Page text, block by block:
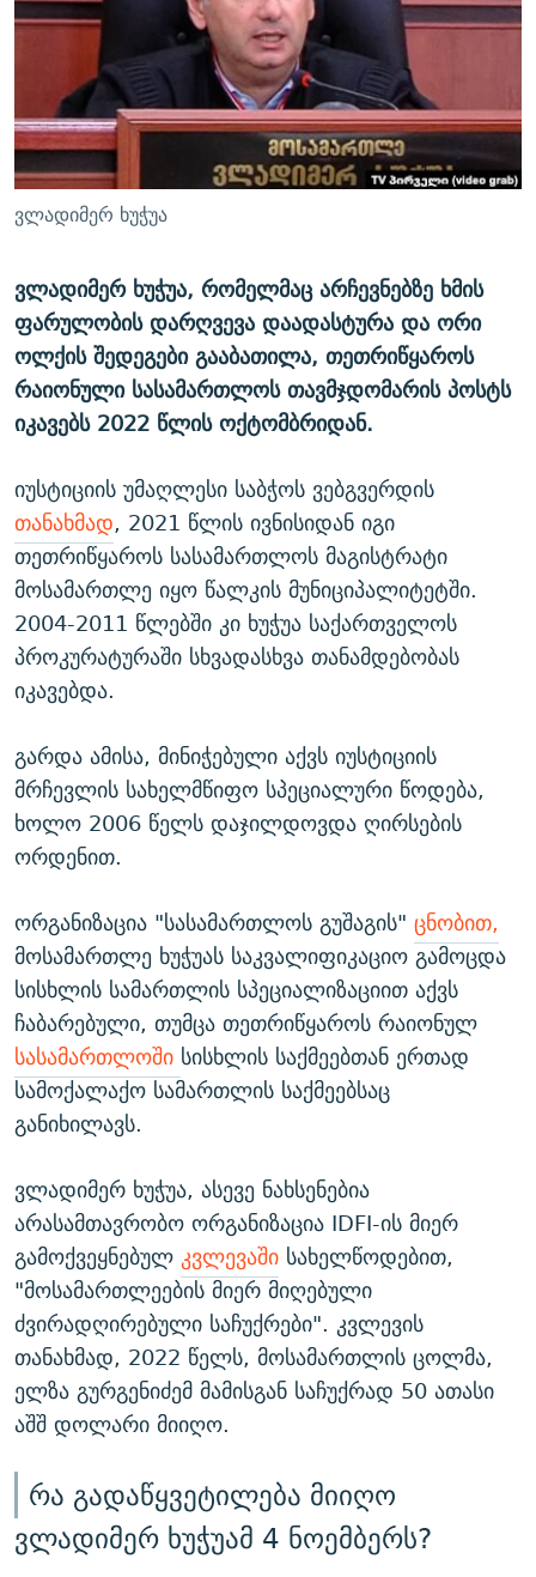
ᲛᲝᲚᲐᲞᲐᲠᲐᲙᲔ ᲢᲔᲥᲡᲢᲔᲑᲘ
ᲨᲘᲜ - ᲣᲪᲮᲝᲔᲗᲨᲘ
ᲚᲘᲢᲔᲠᲐᲢᲣᲠᲣᲚᲘ ᲬᲐᲮᲜᲐᲒᲔᲑᲘ
ᲐᲛᲔᲠᲘᲙᲣᲚᲘ ᲛᲝᲗᲮᲠᲝᲑᲐ
ᲘᲛᲞᲔᲠᲘᲐ ᲓᲐ ᲠᲐᲓᲘᲝ
ᲩᲔᲛᲘ ᲡᲘᲙᲕᲓᲘᲚᲘᲡ ᲛᲘᲖᲔᲖᲘᲐ COVID-19
11 ᲬᲔᲚᲘ - 11 ᲐᲛᲑᲐᲕᲘ
ᲡᲐᲞᲐᲠᲚᲐᲛᲔᲜᲢᲝ ᲐᲠᲩᲔᲕᲜᲔᲑᲘᲡ ᲘᲡᲢᲝᲠᲘᲐ
ᲑᲐᲕᲨᲕᲔᲑᲘ ᲞᲠᲝᲡᲢᲘᲢᲣᲪᲘᲐᲨᲘ - ᲐᲛᲝᲣᲗᲥᲛᲔᲚᲘ ᲐᲛᲑᲐᲕᲘ
5 ᲐᲛᲑᲐᲕᲘ - 20 ᲘᲕᲜᲘᲡᲡ ᲓᲐᲨᲐᲕᲔᲑᲣᲚᲔᲑᲘ
ПРИВЕТ ᲙᲣᲚᲢᲣᲠᲐ
ᲒᲐᲛᲝᲘᲬᲔᲠᲔ
რთე/რთ-ის ყველა საიტი
ვლადიმერ ხუჭუა
ვლადიმერ ხუჭუა, რომელმაც არჩევნებზე ხმის
ფარულობის დარღვევა დაადასტურა და ორი
ოლქის შედეგები გააბათილა, თეთრიწყაროს
რაიონული სასამართლოს თავმჯდომარის პოსტს
იკავებს 2022 წლის ოქტომბრიდან.
იუსტიციის უმაღლესი საბჭოს ვებგვერდის
თანახმად, 2021 წლის ივნისიდან იგი
თეთრიწყაროს სასამართლოს მაგისტრატი
მოსამართლე იყო წალკის მუნიციპალიტეტში.
2004-2011 წლებში კი ხუჭუა საქართველოს
პროკურატურაში სხვადასხვა თანამდებობას
იკავებდა.
გარდა ამისა, მინიჭებული აქვს იუსტიციის
მრჩევლის სახელმწიფო სპეციალური წოდება,
ხოლო 2006 წელს დაჯილდოვდა ღირსების
ორდენით.
ორგანიზაცია "სასამართლოს გუშაგის" ცნობით,
მოსამართლე ხუჭუას საკვალიფიკაციო გამოცდა
სისხლის სამართლის სპეციალიზაციით აქვს
ჩაბარებული, თუმცა თეთრიწყაროს რაიონულ
სასამართლოში სისხლის საქმეებთან ერთად
სამოქალაქო სამართლის საქმეებსაც
განიხილავს.
ვლადიმერ ხუჭუა, ასევე ნახსენებია
არასამთავრობო ორგანიზაცია IDFI-ის მიერ
გამოქვეყნებულკვლევაში სახელწოდებით,
"მოსამართლეების მიერ მიღებული
ძვირადღირებული საჩუქრები". კვლევის
თანახმად, 2022 წელს, მოსამართლის ცოლმა,
ელზა გურგენიძემ მამისგან საჩუქრად 50 ათასი
აშშ დოლარი მიიღო.
რა გადაწყვეტილება მიიღო
ვლადიმერ ხუჭუამ 4 ნოემბერს?